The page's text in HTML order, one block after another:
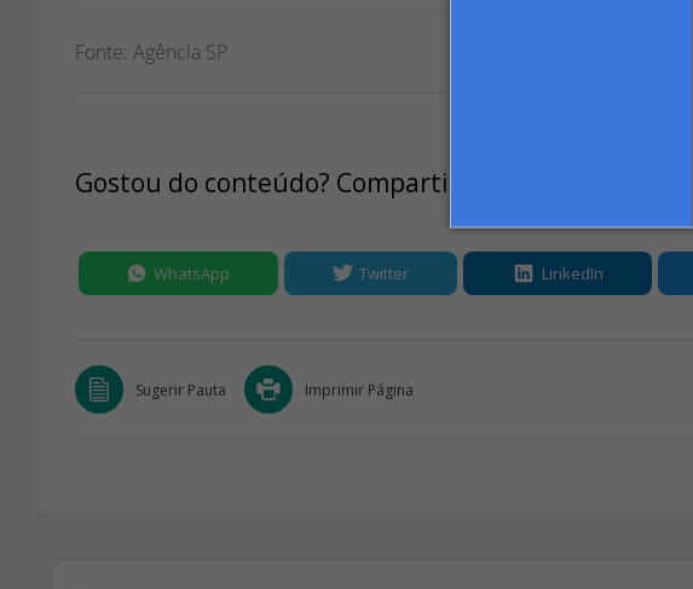
Fonte: Agência SP
Gostou do conteúdo? Compartilhe:
WhatsApp Twitter LinkedIn
Sugerir Pauta Imprimir Página